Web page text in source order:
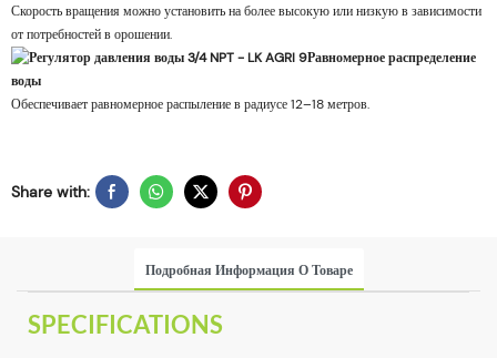
Скорость вращения можно установить на более высокую или низкую в зависимости
от потребностей в орошении.
Равномерное распределение
воды
Обеспечивает равномерное распыление в радиусе 12–18 метров.
Share with:
Подробная Информация О Товаре
SPECIFICATIONS